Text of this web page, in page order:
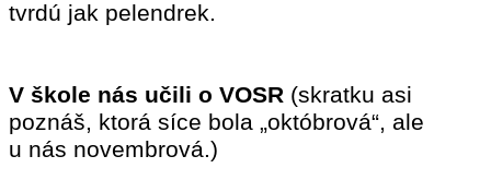
tvrdú jak pelendrek.
V škole nás učili o VOSR (skratku asi
poznáš, ktorá síce bola „októbrová“, ale
u nás novembrová.)